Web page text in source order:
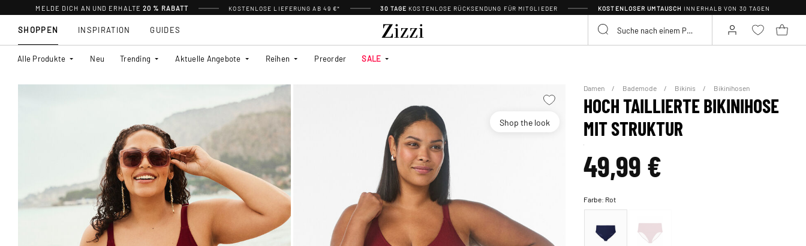
MELDE DICH AN UND ERHALTE20 % RABATT KOSTENLOSE LIEFERUNG AB 49 €* 30 TAGE KOSTENLOSE RÜCKSENDUNG FÜR MITGLIEDER KOSTENLOSER UMTAUSCH INNERHALB VON 30 TAGEN
SHOPPEN
Alle Produkte Neu Trending Aktuelle Angebote Reihen Preorder SALE
INSPIRATION GUIDES
Shop the look
Damen Bademode Bikinis Bikinihosen
HOCH TAILLIERTE BIKINIHOSE
MIT STRUKTUR
49,99 €
Farbe: Rot